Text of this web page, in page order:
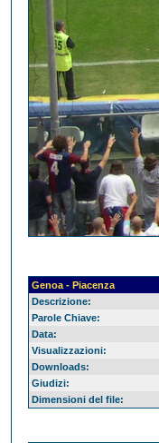
Genoa - Piacenza
Descrizione:
Parole Chiave:
Data:
Visualizzazioni:
Downloads:
Giudizi:
Dimensioni del file: